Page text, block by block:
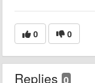
0 0
Replies 0